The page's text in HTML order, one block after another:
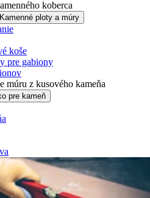
Kamenné ploty a múry
koše
pre gabiony
pre kameň